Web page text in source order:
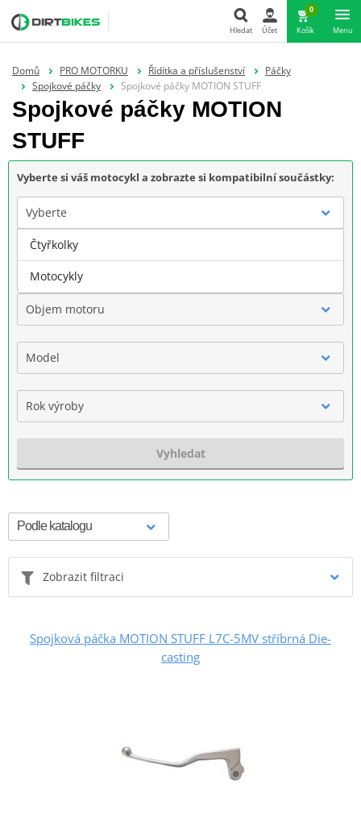
Hledat Účet
0
Košík Menu
Domů PRO MOTORKU Řídítka a příslušenství
Páčky
Spojkové páčky
Spojkové páčky MOTION STUFF
Spojkové páčky MOTION
STUFF
Vyberte si váš motocykl a zobrazte si kompatibilní součástky:
Vyberte
Značka
Objem motoru
Model
Rok výroby
Vyhledat
Zobrazit filtraci
Spojková páčka MOTION STUFF L7C-5MV stříbrná Die-
casting
Čtyřkolky
Motocykly